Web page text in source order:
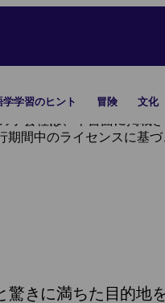
学学習のヒント 冒険 文化
子会社は、本書面に掲載
間中のライセンスに基づ
きに満ちた目的地